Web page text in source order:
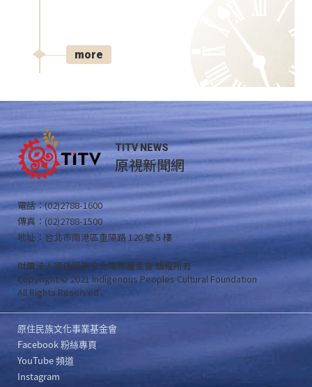
more
TITV NEWS
原視新聞網
電話：(02)2788-1600
傳真：(02)2788-1500
地址：台北市南港區重陽路 120 號 5 樓
財團法人原住民族文化事業基金會 版權所有
Copyright © 2021 Indigenous Peoples Cultural Foundation
All Rights Reserved .
原住民族文化事業基金會
Facebook 粉絲專頁
YouTube 頻道
Instagram